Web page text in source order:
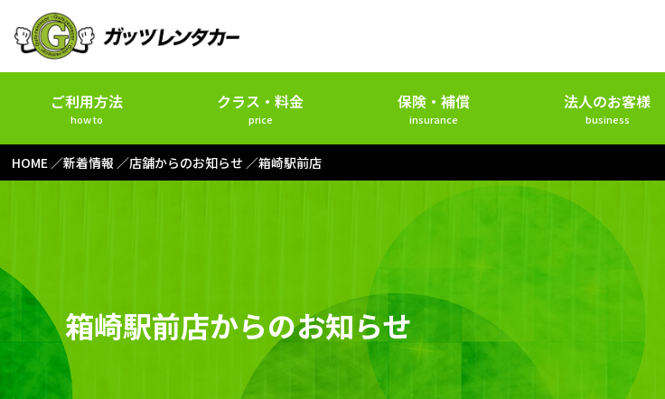
ご利用方法
how to
クラス・料金
price
保険・補償
insurance
法人のお客様
business
HOME 新着情報 店舗からのお知らせ 箱崎駅前店
箱崎駅前店からのお知らせ